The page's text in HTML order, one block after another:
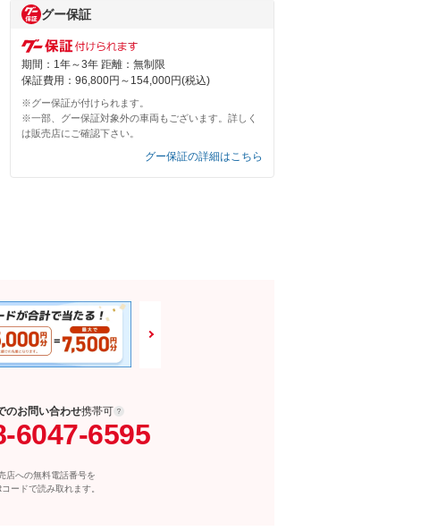
グー保証
期間：1年～3年 距離：無制限
保証費用：96,800円～154,000円(税込)
※グー保証が付けられます。
※一部、グー保証対象外の車両もございます。詳しく
は販売店にご確認下さい。
グー保証の詳細はこちら
のお問い合わせ携帯可
6047-6595
店への無料電話番号を
ードで読み取れます。